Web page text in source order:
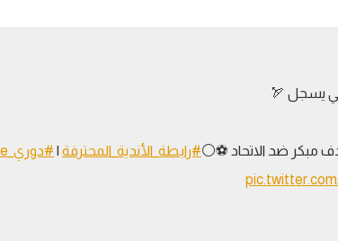
كل البطولات
يسجل 🏹
مبكر ضد الاتحاد ⚽️⚪️#رابطة_الأندية_المحترفة | #دوري_nile